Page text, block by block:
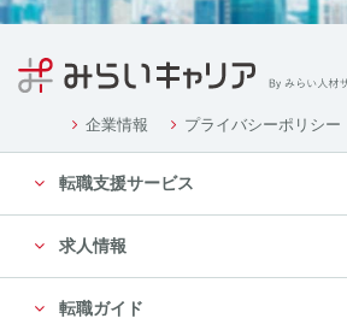
企業情報 プライバシーポリシー
転職支援サービス
求人情報
転職ガイド